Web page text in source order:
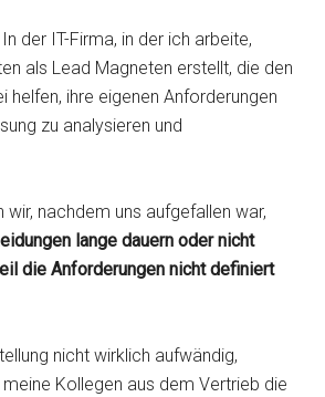
In der IT-Firma, in der ich arbeite,
als Lead Magneten erstellt, die den
helfen, ihre eigenen Anforderungen
zu analysieren und
nachdem uns aufgefallen war,
lange dauern oder nicht
die Anforderungen nicht definiert
nicht wirklich aufwändig,
Kollegen aus dem Vertrieb die